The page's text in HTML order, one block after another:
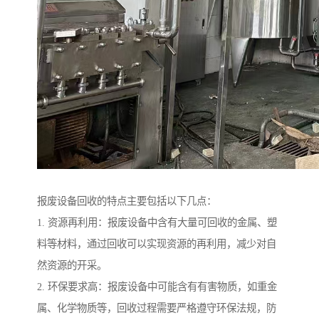
报废设备回收的特点主要包括以下几点：
1. 资源再利用：报废设备中含有大量可回收的金属、塑
料等材料，通过回收可以实现资源的再利用，减少对自
然资源的开采。
2. 环保要求高：报废设备中可能含有有害物质，如重金
属、化学物质等，回收过程需要严格遵守环保法规，防